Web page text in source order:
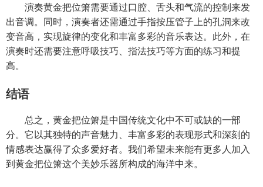
演奏黄金把位箫需要通过口腔、舌头和气流的控制来发
出音调。同时，演奏者还需通过手指按压管子上的孔洞来改
变音高，实现旋律的变化和丰富多彩的音乐表达。此外，在
演奏时还需要注意呼吸技巧、指法技巧等方面的练习和提
高。
结语
总之，黄金把位箫是中国传统文化中不可或缺的一部
分。它以其独特的声音魅力、丰富多彩的表现形式和深刻的
情感表达赢得了众多爱好者。我们希望未来能有更多人加入
到黄金把位箫这个美妙乐器所构成的海洋中来。